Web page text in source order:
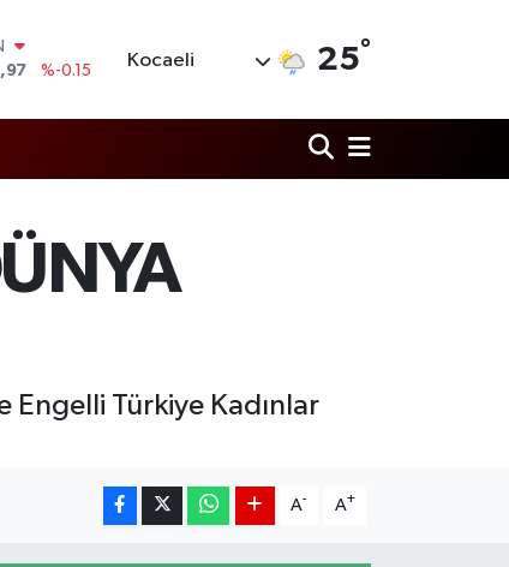
%0.18
%0.32
Kocaeli 25°
Türkiye Kadınlar
A- A+